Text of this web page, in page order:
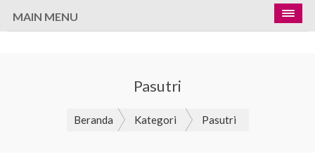
MAIN MENU
Pasutri
Beranda Kategori Pasutri